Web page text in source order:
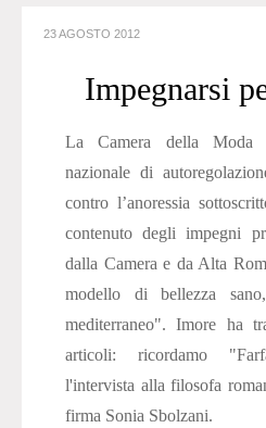
23 AGOSTO 2012
Impegnarsi
La Camera della Moda
nazionale di
contro l’anoressia
contenuto degli impegni
dalla Camera e da Alta
modello di bellezza
mediterraneo". Imore ha
articoli: ricordamo
l'intervista alla filosofa
firma Sonia Sbolzani.